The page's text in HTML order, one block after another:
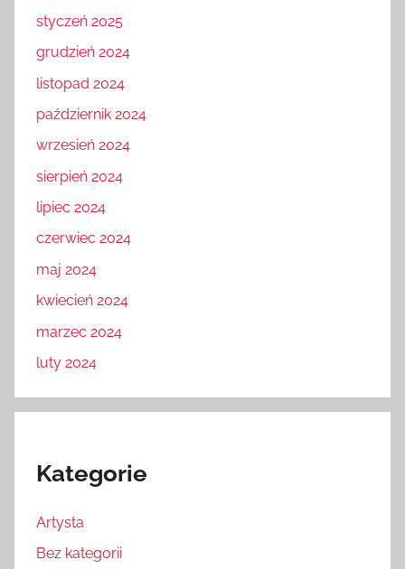
styczeń 2025
grudzień 2024
listopad 2024
październik 2024
wrzesień 2024
sierpień 2024
lipiec 2024
czerwiec 2024
maj 2024
kwiecień 2024
marzec 2024
luty 2024
Kategorie
Artysta
Bez kategorii